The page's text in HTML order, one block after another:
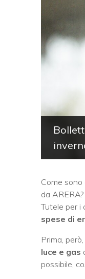
Come
da
Tutele per i
spese di
Prima,
luce e gas
possibile,